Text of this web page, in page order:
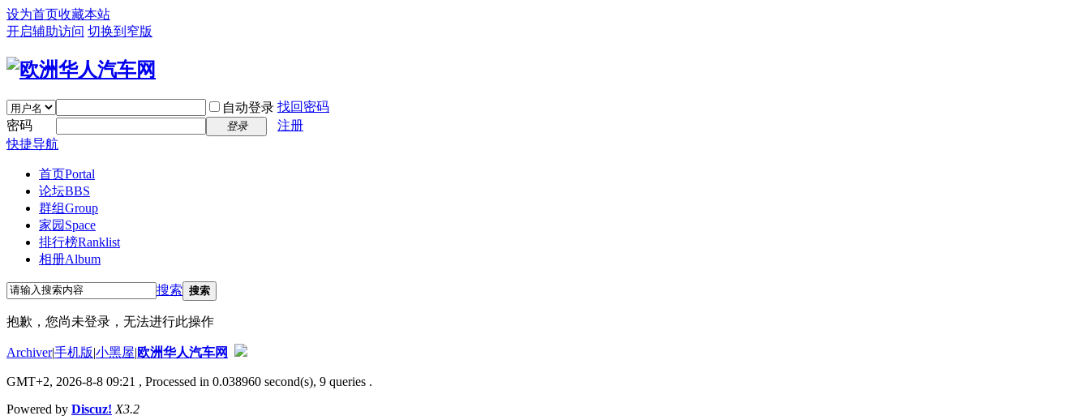
设为首页收藏本站
开启辅助访问 切换到窄版
自动登录 找回密码
密码
登录
注册
快捷导航
首页Portal
论坛BBS
群组Group
家园 Space
排行榜Ranklist
相册Album
搜索 搜索
抱歉，您尚未登录，无法进行此操作
Archiver|手机版|小黑屋|欧洲华人汽车网
GMT+2, 2026-8-8 09:21 , Processed in 0.038960 second(s), 9 queries .
Powered by Discuz! X3.2